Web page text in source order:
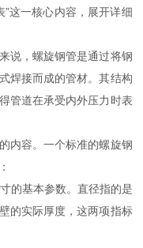
这一核心内容，展开详细
说，螺旋钢管是通过将钢
焊接而成的管材。其结构
管道在承受内外压力时表
内容。一个标准的螺旋钢
的基本参数。直径指的是
的实际厚度，这两项指标